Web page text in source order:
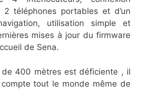
2 téléphones portables et d’un
utilisation simple et
mises à jour du firmware
de Sena.
de 400 mètres est déficiente , il
tout le monde même de